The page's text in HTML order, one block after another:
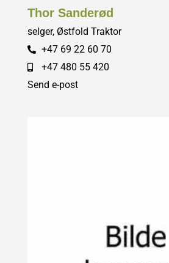
Thor Sanderød
selger, Østfold Traktor
+47 69 22 60 70
+47 480 55 420
Send e-post